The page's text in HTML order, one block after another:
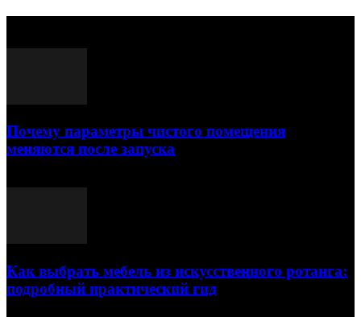
Почему параметры чистого помещения
меняются после запуска
Как выбрать мебель из искусственного ротанга:
подробный практический гид